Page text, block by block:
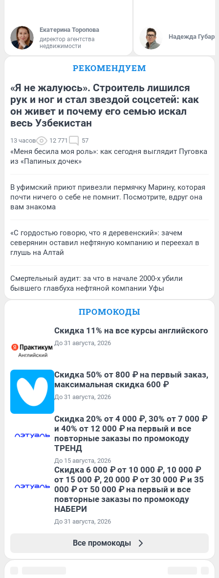
Екатерина Торопова
директор агентства
недвижимости
Надежда Губарь
РЕКОМЕНДУЕМ
«Я не жалуюсь». Строитель лишился
рук и ног и стал звездой соцсетей: как
он живет и почему его семью искал
весь Узбекистан
13 часов 12 771 57
«Меня бесила моя роль»: как сегодня выглядит Пуговка
из «Папиных дочек»
В уфимский приют привезли пермячку Марину, которая
почти ничего о себе не помнит. Посмотрите, вдруг она
вам знакома
«С гордостью говорю, что я деревенский»: зачем
северянин оставил нефтяную компанию и переехал в
глушь на Алтай
Смертельный аудит: за что в начале 2000-х убили
бывшего главбуха нефтяной компании Уфы
ПРОМОКОДЫ
Скидка 11% на все курсы английского
До 31 августа, 2026
Скидка 50% от 800 ₽ на первый заказ,
максимальная скидка 600 ₽
До 31 августа, 2026
Скидка 20% от 4 000 ₽, 30% от 7 000 ₽
и 40% от 12 000 ₽ на первый и все
повторные заказы по промокоду
ТРЕНД
До 15 августа, 2026
Скидка 6 000 ₽ от 10 000 ₽, 10 000 ₽
от 15 000 ₽, 20 000 ₽ от 30 000 ₽ и 35
000 ₽ от 50 000 ₽ на первый и все
повторные заказы по промокоду
НАБЕРИ
До 31 августа, 2026
Все промокоды